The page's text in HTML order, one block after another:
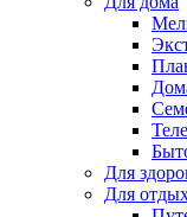
Для
Для